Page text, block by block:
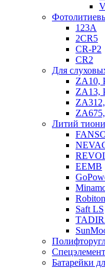
123A
2CR5
CR-P2
CR2
Для
ZA10,
ZA13,
Литий
EEMB
Saft LS
Батарейки